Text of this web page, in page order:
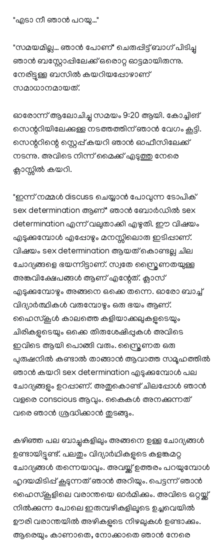
"എടാ നീ ഞാൻ പറയു…"
"സമയമില്ല… ഞാൻ പോണ്" ചെരുപ്പിട്ട് ബാഗ് പിടിച്ചു
ഞാൻ ബസ്റ്റോപ്പിലേക്ക് ഒരൊറ്റ ഓട്ടമായിരുന്നു.
നേരിട്ടുള്ള ബസിൽ കയറിയപ്പോഴാണ്
സമാധാനമായത്.
ഓരോന്ന് ആലോചിച്ചു സമയം 9:20 ആയി. കോച്ചിങ്
സെന്ററിയിലേക്കുള്ള നടത്തത്തിന് ഞാൻ വേഗം കൂട്ടി.
സെന്ററിന്റെ സ്റ്റെപ്പ് കയറി ഞാൻ ഓഫീസിലേക്ക്
നടന്നു. അവിടെ നിന്ന് മൈക്ക് എടുത്തു നേരെ
ക്ലാസ്സിൽ കയറി.
"ഇന്ന് നമ്മൾ discuss ചെയ്യാൻ പോവുന്ന ടോപിക്
sex determination ആണ്" ഞാൻ ബോർഡിൽ sex
determination എന്ന് വലുതാക്കി എഴുതി. ഈ വിഷയം
എടുക്കുമ്പോൾ എപ്പോഴും മനസ്സിലൊരു ഇടിപ്പാണ്.
വിഷയം sex determination ആയത് കൊണ്ടല്ല ചില
ചോദ്യങ്ങളെ ഭയന്നിട്ടാണ്. സ്വതേ സ്ത്രൈണതയുള്ള
അങ്കവിക്ഷേപങ്ങൾ ആണ് എന്റേത്. ക്ലാസ്
എടുക്കുമ്പോഴും അങ്ങനെ ഒക്കെ തന്നെ. ഓരോ ബാച്ച്
വിദ്യാർത്ഥികൾ വരുമ്പോഴും ഒരു ഭയം ആണ്.
ഹൈസ്കൂൾ കാലത്തെ കളിയാക്കലുകളുടെയും
ചിരികളുടെയും ഒക്കെ തിരുശേഷിപ്പുകൾ അവിടെ
ഇവിടെ ആയി പൊങ്ങി വരും. സ്ത്രൈണത ഒരു
പുരുഷനിൽ കണ്ടാൽ താങ്ങാൻ ആവാത്ത സമൂഹത്തിൽ
ഞാൻ കയറി sex determination എടുക്കുമ്പോൾ പല
ചോദ്യങ്ങളും ഉറപ്പാണ്. അതുകൊണ്ട് ചിലപ്പോൾ ഞാൻ
വളരെ conscious ആവും. കൈകൾ അനക്കുന്നത്
വരെ ഞാൻ ശ്രദ്ധിക്കാൻ തുടങ്ങും.
കഴിഞ്ഞ പല ബാച്ചുകളിലും അങ്ങനെ ഉള്ള ചോദ്യങ്ങൾ
ഉണ്ടായിട്ടുണ്ട്. പലതും വിദ്യാർഥികളുടെ കളങ്കമറ്റ
ചോദ്യങ്ങൾ തന്നെയാവും. അവയ്ക്ക് ഉത്തരം പറയുമ്പോൾ
ഹൃദയമിടിപ്പ് കൂടുന്നത് ഞാൻ അറിയും. പെട്ടന്ന് ഞാൻ
ഹൈസ്കൂളിലെ വരാന്തയെ ഓർമിക്കും. അവിടെ ഒറ്റയ്ക്ക്
നിൽക്കുന്ന പോലെ ഇരുമ്പഴികളിലൂടെ ഉച്ചവെയിൽ
ഊരി വരാന്തയിൽ അഴികളുടെ നിഴലുകൾ ഉണ്ടാക്കും.
ആരെയും കാണാതെ, നോക്കാതെ ഞാൻ നേരെ